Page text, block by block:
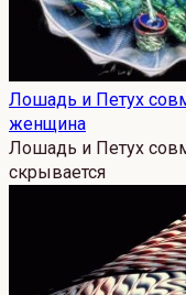
Лошадь и Петух
женщина
Лошадь и Петух
скрывается